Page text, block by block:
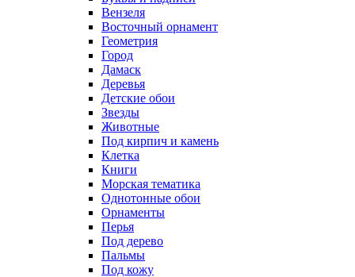
Вензеля
Восточный орнамент
Геометрия
Город
Дамаск
Деревья
Детские обои
Звезды
Животные
Под кирпич и камень
Клетка
Книги
Морская тематика
Однотонные обои
Орнаменты
Перья
Под дерево
Пальмы
Под кожу